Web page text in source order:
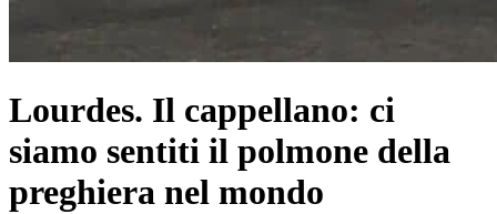
Lourdes. Il cappellano: ci
siamo sentiti il polmone della
preghiera nel mondo